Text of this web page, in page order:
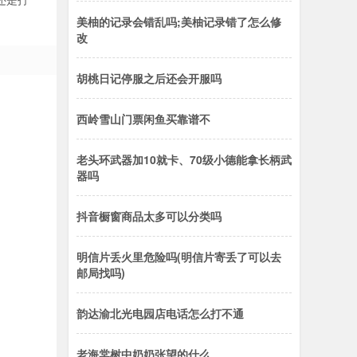
美柚的记录会错乱吗;美柚记录错了怎么修
改
胡桃日记停服之后还会开服吗
西岭雪山门票闲鱼买靠谱不
老头环武器加10就卡、70级小德能拿长柄武
器吗
抖音橱窗商品太多可以分类吗
明信片丢火里危险吗(明信片寄丢了可以去
邮局找吗)
韵达渝北光电园店电话怎么打不通
老海棠树中奶奶张望的什么